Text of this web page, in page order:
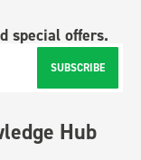
special offers.
SUBSCRIBE
Hub